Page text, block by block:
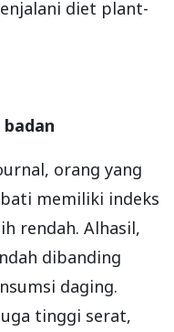
diet plant-
orang yang
memiliki indeks
rendah. Alhasil,
dibanding
daging.
tinggi serat,